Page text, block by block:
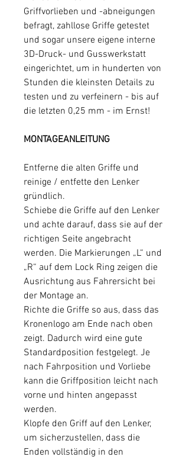
Griffvorlieben und -abneigungen
befragt, zahllose Griffe getestet
und sogar unsere eigene interne
3D-Druck- und Gusswerkstatt
eingerichtet, um in hunderten von
Stunden die kleinsten Details zu
testen und zu verfeinern - bis auf
die letzten 0,25 mm - im Ernst!
MONTAGEANLEITUNG
Entferne die alten Griffe und
reinige / entfette den Lenker
gründlich.
Schiebe die Griffe auf den Lenker
und achte darauf, dass sie auf der
richtigen Seite angebracht
werden. Die Markierungen „L“ und
„R“ auf dem Lock Ring zeigen die
Ausrichtung aus Fahrersicht bei
der Montage an.
Richte die Griffe so aus, dass das
Kronenlogo am Ende nach oben
zeigt. Dadurch wird eine gute
Standardposition festgelegt. Je
nach Fahrposition und Vorliebe
kann die Griffposition leicht nach
vorne und hinten angepasst
werden.
Klopfe den Griff auf den Lenker,
um sicherzustellen, dass die
Enden vollständig in den